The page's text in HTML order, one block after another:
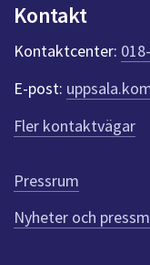
k
t
e
r
f
ö
r
e
n
n
a
Kontakt
Kontaktcenter:
E-post:
Fler kontaktvägar
Pressrum
Nyheter och